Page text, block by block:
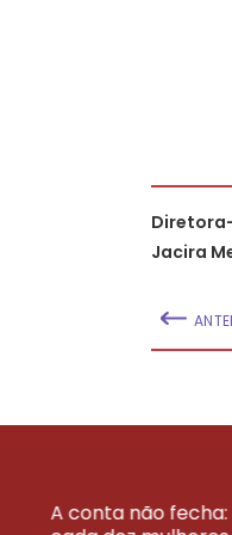
Jacira
A conta não